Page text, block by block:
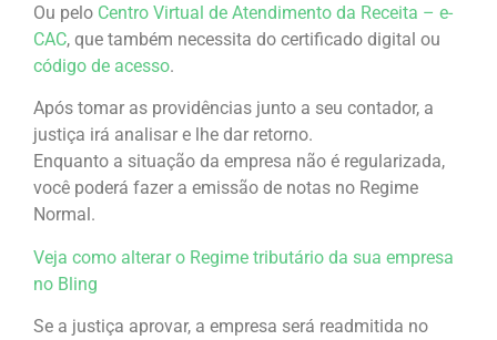
Ou pelo Centro Virtual de Atendimento da Receita – e-
CAC, que também necessita do certificado digital ou
código de acesso.
Após tomar as providências junto a seu contador, a
justiça irá analisar e lhe dar retorno.
Enquanto a situação da empresa não é regularizada,
você poderá fazer a emissão de notas no Regime
Normal.
Veja como alterar o Regime tributário da sua empresa
no Bling
Se a justiça aprovar, a empresa será readmitida no